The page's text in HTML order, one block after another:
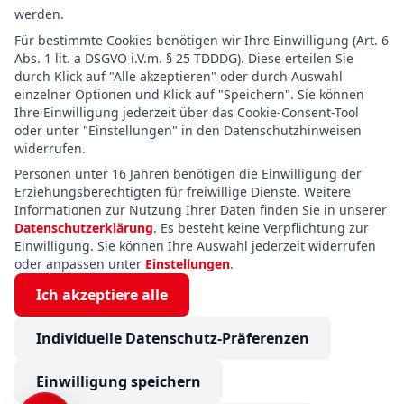
werden.
Für bestimmte Cookies benötigen wir Ihre Einwilligung (Art. 6
Abs. 1 lit. a DSGVO i.V.m. § 25 TDDDG). Diese erteilen Sie
durch Klick auf "Alle akzeptieren" oder durch Auswahl
einzelner Optionen und Klick auf "Speichern". Sie können
Ihre Einwilligung jederzeit über das Cookie-Consent-Tool
oder unter "Einstellungen" in den Datenschutzhinweisen
widerrufen.
Personen unter 16 Jahren benötigen die Einwilligung der
Erziehungsberechtigten für freiwillige Dienste. Weitere
Informationen zur Nutzung Ihrer Daten finden Sie in unserer
Datenschutzerklärung. Es besteht keine Verpflichtung zur
Einwilligung. Sie können Ihre Auswahl jederzeit widerrufen
oder anpassen unter Einstellungen.
Ich akzeptiere alle
Individuelle Datenschutz-Präferenzen
Einwilligung speichern